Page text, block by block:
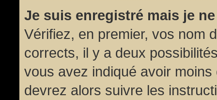
Je suis enregistré mais je
Vérifiez, en premier, vos nom
corrects, il y a deux
vous avez indiqué avoir
devrez alors suivre les